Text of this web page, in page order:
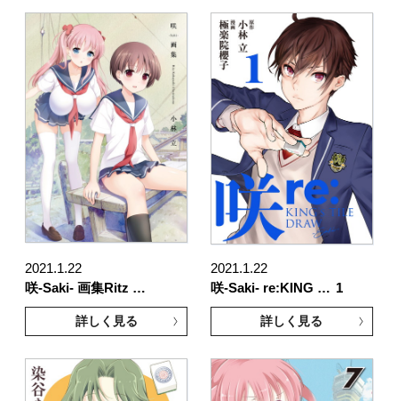
2021.1.22
咲-Saki- 画集Ritz …
詳しく見る
2021.1.22
咲-Saki- re:KING … 1
詳しく見る